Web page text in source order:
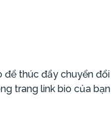
để thúc đẩy chuyển đổi
trang link bio của bạn